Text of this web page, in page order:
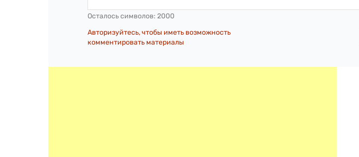
Осталось символов: 2000
Авторизуйтесь, чтобы иметь возможность
комментировать материалы